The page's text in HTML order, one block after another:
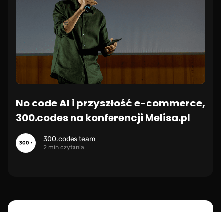
No code AI i przyszłość e-commerce,
300.codes na konferencji Melisa.pl
300.codes team
2 min czytania